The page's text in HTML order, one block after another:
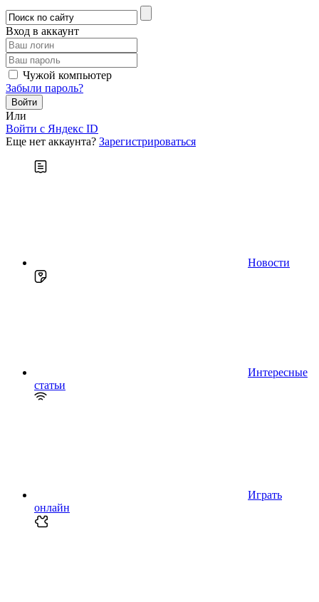
Вход в аккаунт
Чужой компьютер
Забыли пароль?
Или
Войти c Яндекс ID
Еще нет аккаунта? Зарегистрироваться
Новости
Интересные
статьи
Играть
онлайн